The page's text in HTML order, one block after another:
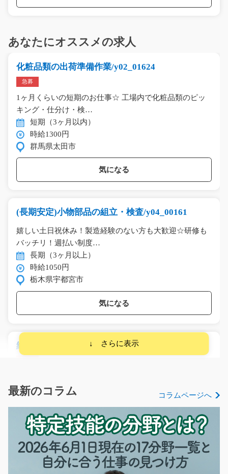
あなたにオススメの求人
化粧品類の出荷準備作業/y02_01624
急募
1ヶ月くらいの短期のお仕事☆ 工場内で化粧品類のピッ
キング・仕分け・検…
短期（3ヶ月以内）
時給1300円
群馬県太田市
気になる
(長期安定)小物部品の組立・検査/y04_00161
嬉しい土日祝休み！製造経験のない方も大歓迎☆研修も
バッチリ！週払い制度…
長期（3ヶ月以上）
時給1050円
栃木県宇都宮市
気になる
繊維製品の仕分けと箱詰め/g01_01707
ら取り出して箱に入…
時給1150円
岐阜県羽島郡笠松町
気になる
最新のコラム コラムページへ